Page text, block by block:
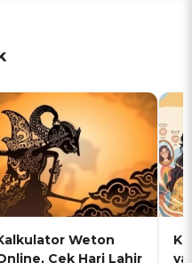
Weton
Cek Hari Lahir